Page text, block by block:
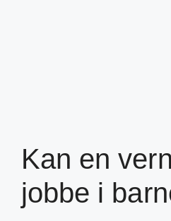
Kan en
jobbe i